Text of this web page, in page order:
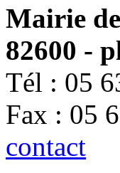
Mairie
82600 -
Tél : 05
Fax : 05
contact